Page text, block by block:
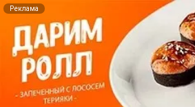
Реклама